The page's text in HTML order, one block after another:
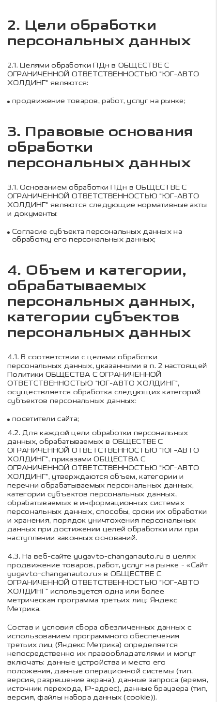
2. Цели обработки
персональных данных
2.1. Целями обработки ПДн вОБЩЕСТВЕ С
ОГРАНИЧЕННОЙ ОТВЕТСТВЕННОСТЬЮ "ЮГ-АВТО
ХОЛДИНГ" являются:
продвижение товаров, работ, услуг на рынке;
3. Правовые основания
обработки
персональных данных
3.1. Основанием обработки ПДн вОБЩЕСТВЕ С
ОГРАНИЧЕННОЙ ОТВЕТСТВЕННОСТЬЮ "ЮГ-АВТО
ХОЛДИНГ" являются следующие нормативные акты
и документы:
Согласие субъекта персональных данных на
обработку его персональных данных;
4. Объем и категории,
обрабатываемых
персональных данных,
категории субъектов
персональных данных
4.1. В соответствии с целями обработки
персональных данных, указанными в п. 2 настоящей
Политики ОБЩЕСТВА С ОГРАНИЧЕННОЙ
ОТВЕТСТВЕННОСТЬЮ "ЮГ-АВТО ХОЛДИНГ",
осуществляется обработка следующих категорий
субъектов персональных данных:
посетители сайта;
4.2. Для каждой цели обработки персональных
данных, обрабатываемых в ОБЩЕСТВЕ С
ОГРАНИЧЕННОЙ ОТВЕТСТВЕННОСТЬЮ "ЮГ-АВТО
ХОЛДИНГ", приказамиОБЩЕСТВА С
ОГРАНИЧЕННОЙ ОТВЕТСТВЕННОСТЬЮ "ЮГ-АВТО
ХОЛДИНГ", утверждаются объем, категории и
перечни обрабатываемых персональных данных,
категории субъектов персональных данных,
обрабатываемых в информационных системах
персональных данных, способы, сроки их обработки
и хранения, порядок уничтожения персональных
данных при достижении целей обработки или при
наступлении законных оснований.
4.3. На веб-сайте yugavto-changanauto.ru в целях
продвижение товаров, работ, услуг на рынке - «Сайт
yugavto-changanauto.ru» в ОБЩЕСТВЕ С
ОГРАНИЧЕННОЙ ОТВЕТСТВЕННОСТЬЮ "ЮГ-АВТО
ХОЛДИНГ" используется одна или более
метрическая программа третьих лиц: Яндекс
Метрика.
Состав и условия сбора обезличенных данных с
использованием программного обеспечения
третьих лиц (Яндекс Метрика) определяется
непосредственно их правообладателями и могут
включать: данные устройства и место его
положения, данные операционной системы (тип,
версия, разрешение экрана), данные запроса (время,
источник перехода, IP-адрес), данные браузера (тип,
версия, файлы набора данных (cookie)).